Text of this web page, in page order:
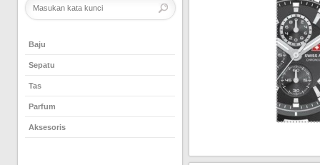
Baju
Sepatu
Tas
Parfum
Aksesoris